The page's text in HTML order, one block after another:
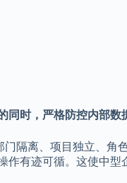
同时，严格防控内部数
隔离、项目独立、角
有迹可循。这使中